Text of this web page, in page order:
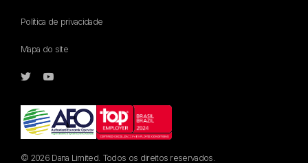
Política de privacidade
Mapa do site
© 2026 Dana Limited. Todos os direitos reservados.